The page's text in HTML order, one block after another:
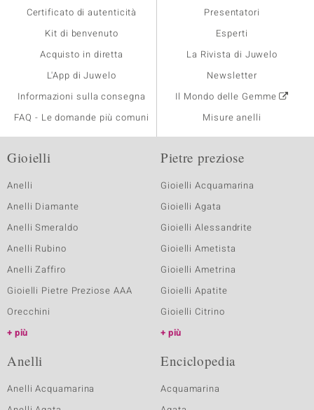
Certificato di autenticità
Kit di benvenuto
Acquisto in diretta
L'App di Juwelo
Informazioni sulla consegna
FAQ - Le domande più comuni
Presentatori
Esperti
La Rivista di Juwelo
Newsletter
Il Mondo delle Gemme
Misure anelli
Gioielli
Anelli
Anelli Diamante
Anelli Smeraldo
Anelli Rubino
Anelli Zaffiro
Gioielli Pietre Preziose AAA
Orecchini
più
Pietre preziose
Gioielli Acquamarina
Gioielli Agata
Gioielli Alessandrite
Gioielli Ametista
Gioielli Ametrina
Gioielli Apatite
Gioielli Citrino
più
Anelli
Anelli Acquamarina
Enciclopedia
Acquamarina